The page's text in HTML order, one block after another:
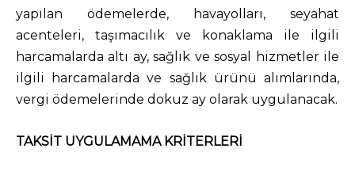
yapılan ödemelerde, havayolları, seyahat
acenteleri, taşımacılık ve konaklama ile ilgili
harcamalarda altı ay, sağlık ve sosyal hizmetler ile
ilgili harcamalarda ve sağlık ürünü alımlarında,
vergi ödemelerinde dokuz ay olarak uygulanacak.
TAKSİT UYGULAMAMA KRİTERLERİ